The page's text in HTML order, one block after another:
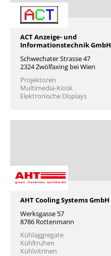
ACT Anzeige- und
Informationstechnik GmbH
Schwechater Strasse 47
2324 Zwölfaxing bei Wien
Projektoren
Multimedia-Kiosk
Elektronische Displays
AHT Cooling Systems GmbH
Werksgasse 57
8786 Rottenmann
Kühlaggregate
Kühltruhen
Kühlvitrinen